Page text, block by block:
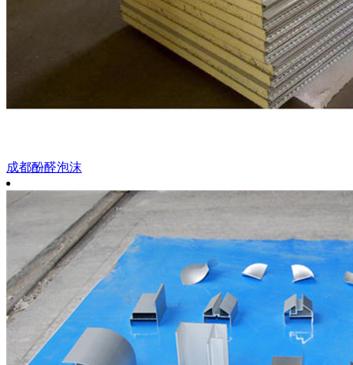
成都酚醛泡沫